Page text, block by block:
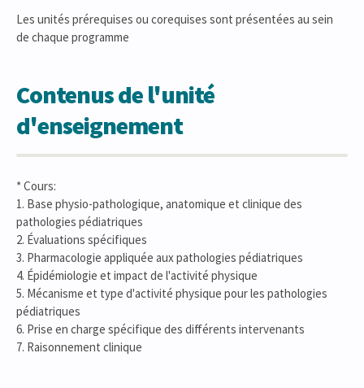
Les unités prérequises ou corequises sont présentées au sein
de chaque programme
Contenus de l'unité
d'enseignement
* Cours:
1. Base physio-pathologique, anatomique et clinique des
pathologies pédiatriques
2. Évaluations spécifiques
3. Pharmacologie appliquée aux pathologies pédiatriques
4. Épidémiologie et impact de l'activité physique
5. Mécanisme et type d'activité physique pour les pathologies
pédiatriques
6. Prise en charge spécifique des différents intervenants
7. Raisonnement clinique